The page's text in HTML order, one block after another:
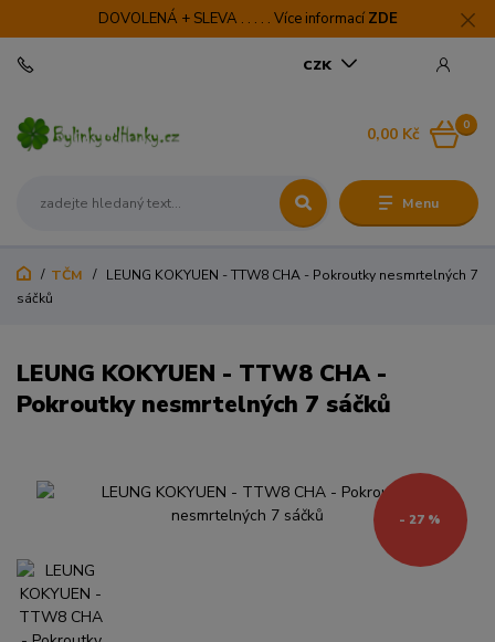
DOVOLENÁ + SLEVA . . . . . Více informací ZDE
Menu
CZK
0
0,00 Kč
TČM
LEUNG KOKYUEN - TTW8 CHA - Pokroutky nesmrtelných 7
sáčků
LEUNG KOKYUEN - TTW8 CHA -
Pokroutky nesmrtelných 7 sáčků
- 27 %